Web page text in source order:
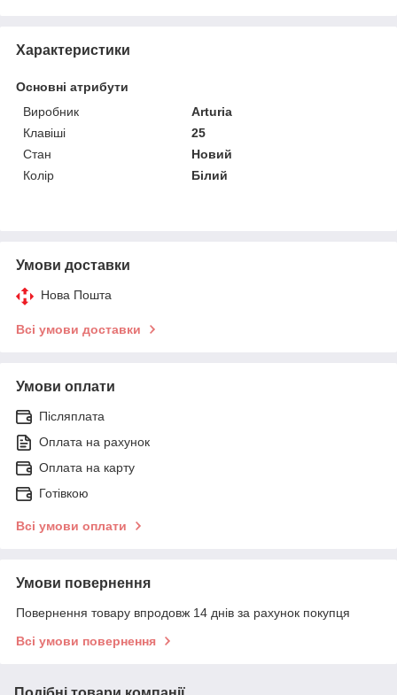
Характеристики
Основні атрибути
Виробник
Arturia
Клавіші
25
Стан
Новий
Колір
Білий
Умови доставки
Нова Пошта
Всі умови доставки
Умови оплати
Післяплата
Оплата на рахунок
Оплата на карту
Готівкою
Всі умови оплати
Умови повернення
Повернення товару впродовж 14 днів за рахунок покупця
Всі умови повернення